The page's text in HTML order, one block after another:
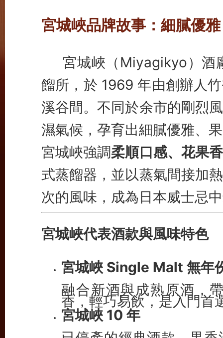
宮城峽品牌故事：細膩優
宮城峽（Miyagikyo）酒
餾所，於 1969 年由創辦人
溪谷間。不同於余市的剛烈
濕氣候，孕育出細膩優雅、
宮城峽強調柔順口感、花果
式蒸餾器，並以蒸氣間接加
次的風味，成為日本威士忌
宮城峽代表酒款與風味特色
宮城峽 Single Malt 無年
融合新酒與成熟原酒，
香，輕巧易飲，是入門首
宮城峽 10 年
已停產的經典酒款，果